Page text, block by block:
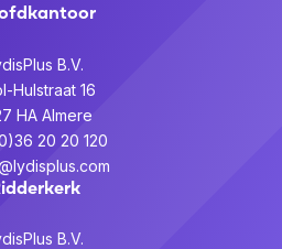
B.V.
Hulstraat 16
HA Almere
20 20 120
B.V.